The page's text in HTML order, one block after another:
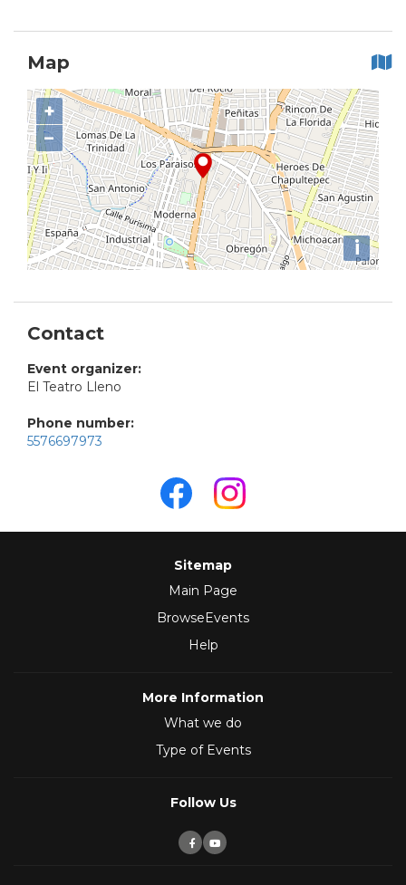
Map
+
−
i
Contact
Event organizer:
El Teatro Lleno
Phone number:
5576697973
Sitemap
Main Page
BrowseEvents
Help
More Information
What we do
Type of Events
Follow Us